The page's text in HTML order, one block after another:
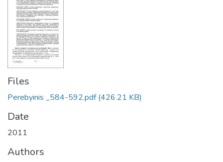
Files
Perebyinis _584-592.pdf(426.21 KB)
Date
2011
Authors